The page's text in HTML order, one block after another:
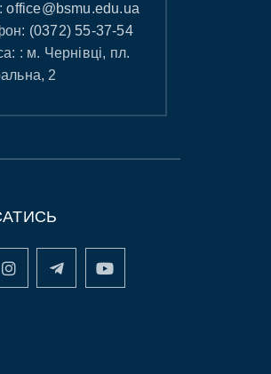
office@bsmu.edu.ua
(0372) 55-37-54
: м. Чернівці, пл.
2